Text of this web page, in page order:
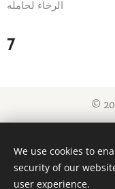
الرخاء لحامله
7
©
We use cookies to
security of our
user experience.